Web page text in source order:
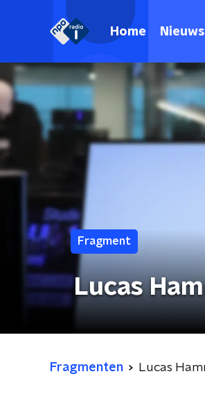
Home Nieuws
Fragment
Lucas
Fragmenten Lucas